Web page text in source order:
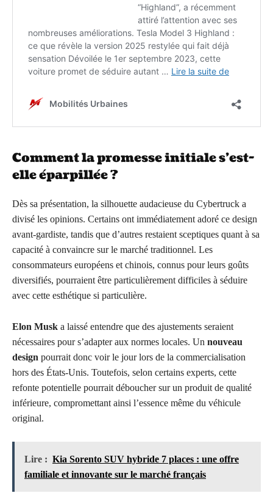
Comment la promesse initiale s’est-
elle éparpillée ?
Dès sa présentation, la silhouette audacieuse du Cybertruck a
divisé les opinions. Certains ont immédiatement adoré ce design
avant-gardiste, tandis que d’autres restaient sceptiques quant à sa
capacité à convaincre sur le marché traditionnel. Les
consommateurs européens et chinois, connus pour leurs goûts
diversifiés, pourraient être particulièrement difficiles à séduire
avec cette esthétique si particulière.
Elon Musk a laissé entendre que des ajustements seraient
nécessaires pour s’adapter aux normes locales. Un nouveau
design pourrait donc voir le jour lors de la commercialisation
hors des États-Unis. Toutefois, selon certains experts, cette
refonte potentielle pourrait déboucher sur un produit de qualité
inférieure, compromettant ainsi l’essence même du véhicule
original.
Lire : Kia Sorento SUV hybride 7 places : une offre
familiale et innovante sur le marché français